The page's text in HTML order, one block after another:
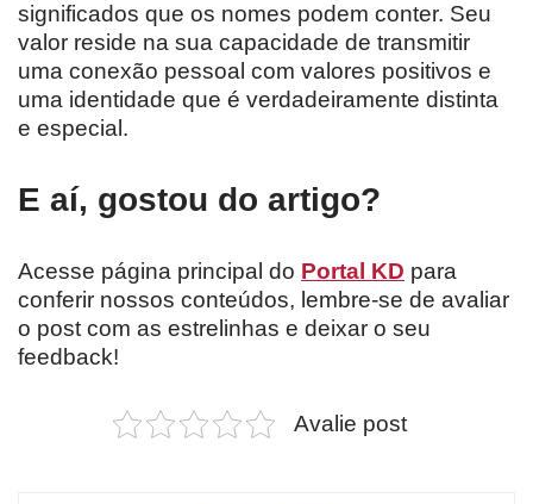
significados que os nomes podem conter. Seu
valor reside na sua capacidade de transmitir
uma conexão pessoal com valores positivos e
uma identidade que é verdadeiramente distinta
e especial.
E aí, gostou do artigo?
Acesse página principal do Portal KD para
conferir nossos conteúdos, lembre-se de avaliar
o post com as estrelinhas e deixar o seu
feedback!
Avalie post